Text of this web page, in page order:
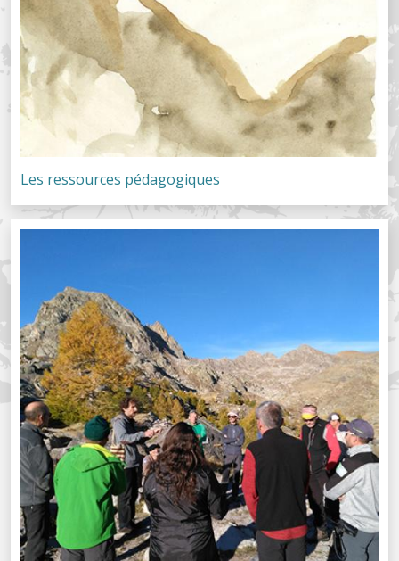
Les ressources pédagogiques